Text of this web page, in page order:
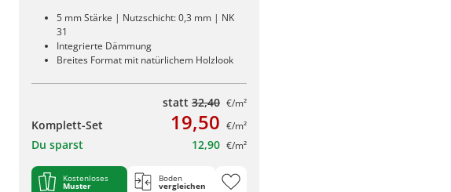
5 mm Stärke | Nutzschicht: 0,3 mm | NK
31
Integrierte Dämmung
Breites Format mit natürlichem Holzlook
statt 32,40 €/m²
Komplett-Set 19,50 €/m²
Du sparst 12,90 €/m²
Kostenloses
Muster
Boden
vergleichen